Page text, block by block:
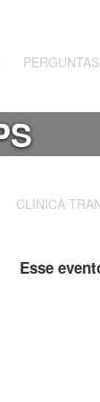
CLINICA
Esse